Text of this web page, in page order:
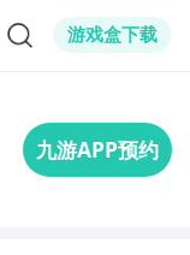
游戏盒下载